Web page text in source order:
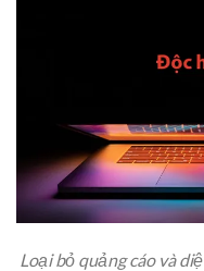
Loại bỏ quảng cáo và